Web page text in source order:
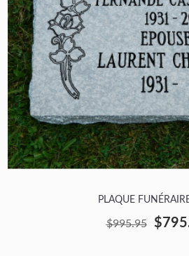
PLAQUE
$995.95